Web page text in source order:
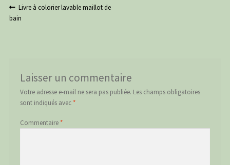
Navigation
de
Article
précédent :
Livre à colorier lavable maillot de
bain
Laisser un commentaire
Votre adresse e-mail ne sera pas publiée. Les champs obligatoires
sont indiqués avec *
Commentaire *